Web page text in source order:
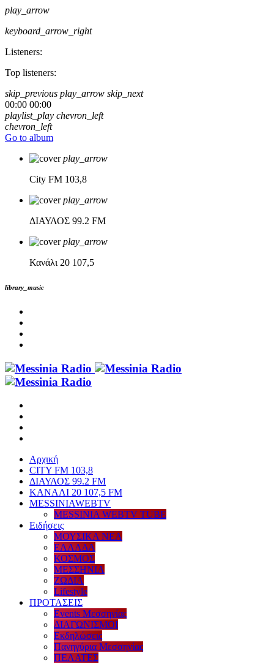
play_arrow
keyboard_arrow_right
Listeners:
Top listeners:
skip_previous play_arrow skip_next
00:00 00:00
playlist_play chevron_left
chevron_left
Go to album
play_arrow
City FM 103,8
play_arrow
ΔΙΑΥΛΟΣ 99.2 FM
play_arrow
Κανάλι 20 107,5
library_music
Αρχική
CITY FM 103,8
ΔΙΑΥΛΟΣ 99.2 FM
ΚΑΝΑΛΙ 20 107,5 FM
MESSINIAWEBTV
MESSINIA WEBTV TUBE
Eιδήσεις
ΜΟΥΣΙΚΑ ΝΕΑ
ΕΛΛΑΔΑ
ΚΟΣΜΟΣ
ΜΕΣΣΗΝΙΑ
ΖΩΔΙΑ
Lifestyle
ΠΡΟΤΑΣΕΙΣ
Events Μεσσηνίας
ΔΙΑΓΩΝΙΣΜΟΙ
Εκδηλώσεις
Πανηγύρια Μεσσηνίας
ΠΕΛΑΤΕΣ